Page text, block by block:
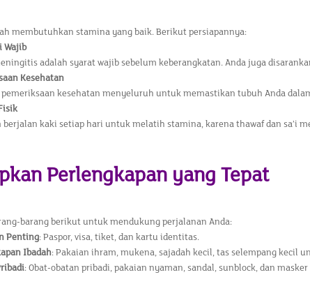
membutuhkan stamina yang baik. Berikut persiapannya:
Wajib
adalah syarat wajib sebelum keberangkatan. Anda juga
Kesehatan
pemeriksaan kesehatan menyeluruh untuk memastikan tubuh Anda
berjalan kaki setiap hari untuk melatih stamina, karena thawaf dan sa’i
Perlengkapan yang Tepat
barang berikut untuk mendukung perjalanan Anda:
Penting: Paspor, visa, tiket, dan kartu identitas.
Ibadah: Pakaian ihram, mukena, sajadah kecil, tas selempang kecil
: Obat-obatan pribadi, pakaian nyaman, sandal, sunblock, dan